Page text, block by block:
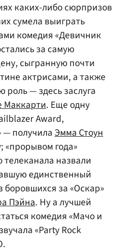
каких-либо сюрпризов
сумела выиграть
комедия «Девичник
за самую
сыгранную почти
актрисами, а также
— здесь заслуга
Маккарти. Еще одну
Award,
— получилаЭмма Стоун
«прорывом года»
телеканала назвали
единственный
боровшихся за «Оскар»
Пэйна. Ну а лучшей
комедия «Мачо и
«Party Rock